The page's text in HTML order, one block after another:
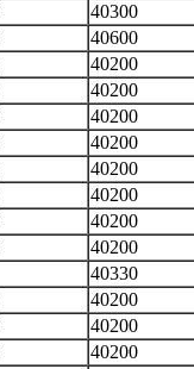
40300
40600
40200
40200
40200
40200
40200
40200
40200
40200
40330
40200
40200
40200